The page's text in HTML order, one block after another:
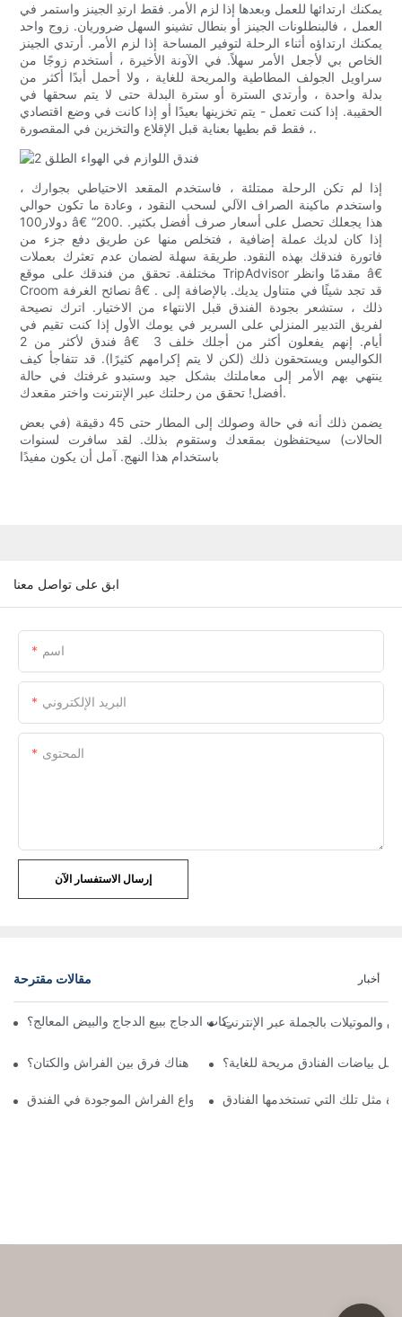
يمكنك ارتدائها للعمل وبعدها إذا لزم الأمر. فقط ارتدِ الجينز واستمر في
العمل ، فالبنطلونات الجينز أو بنطال تشينو السهل ضروريان. زوج واحد
يمكنك ارتداؤه أثناء الرحلة لتوفير المساحة إذا لزم الأمر. أرتدي الجينز
الخاص بي لأجعل الأمر سهلاً. في الآونة الأخيرة ، أستخدم زوجًا من
سراويل الجولف المطاطية والمريحة للغاية ، ولا أحمل أبدًا أكثر من
بدلة واحدة ، وأرتدي السترة أو سترة البدلة حتى لا يتم سحقها في
الحقيبة. إذا كنت تعمل - يتم تخزينها بعيدًا أو إذا كانت في وضع اقتصادي
، فقط قم بطيها بعناية قبل الإقلاع والتخزين في المقصورة.
إذا لم تكن الرحلة ممتلئة ، فاستخدم المقعد الاحتياطي بجوارك ،
واستخدم ماكينة الصراف الآلي لسحب النقود ، وعادة ما تكون حوالي
دولار100 â€ “200. هذا يجعلك تحصل على أسعار صرف أفضل بكثير.
إذا كان لديك عملة إضافية ، فتخلص منها عن طريق دفع جزء من
فاتورة فندقك بهذه النقود. طريقة سهلة لضمان عدم تعثرك بعملات
مختلفة. تحقق من فندقك على موقع TripAdvisor مقدمًا وانظر â€
Croom نصائح الغرفة â€ . قد تجد شيئًا في متناول يديك. بالإضافة إلى
ذلك ، ستشعر بجودة الفندق قبل الانتهاء من الاختيار. اترك نصيحة
لفريق التدبير المنزلي على السرير في يومك الأول إذا كنت تقيم في
فندق لأكثر من 2 â€  3 أيام. إنهم يفعلون أكثر من أجلك خلف
الكواليس ويستحقون ذلك (لكن لا يتم إكرامهم كثيرًا). قد تتفاجأ كيف
ينتهي بهم الأمر إلى معاملتك بشكل جيد وستبدو غرفتك في حالة
أفضل! تحقق من رحلتك عبر الإنترنت واختر مقعدك.
يضمن ذلك أنه في حالة وصولك إلى المطار حتى 45 دقيقة (في بعض
الحالات) سيحتفظون بمقعدك وستقوم بذلك. لقد سافرت لسنوات
باستخدام هذا النهج. آمل أن يكون مفيدًا
ابق على تواصل معنا
اسم
البريد الإلكتروني
المحتوى
إرسال الاستفسار الآن
مقالات مقترحة أخبار
شخص أين تنتهي مزارع / شركات الدجاج ببيع الدجاج والبيض المعالج؟
والموتيلات بالجملة عبر الإنترنت
هل هناك فرق بين الفراش والكتان؟ بياضات الفنادق مريحة للغاية؟
كم عدد أنواع الفراش الموجودة في الفندقمثل تلك التي تستخدمها الفنادق